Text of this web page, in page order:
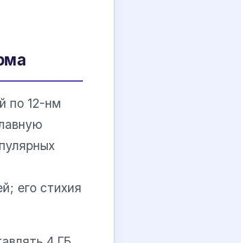
по 12-нм
его стихия